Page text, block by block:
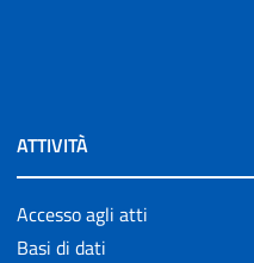
ATTIVITÀ
Accesso agli atti
Basi di dati